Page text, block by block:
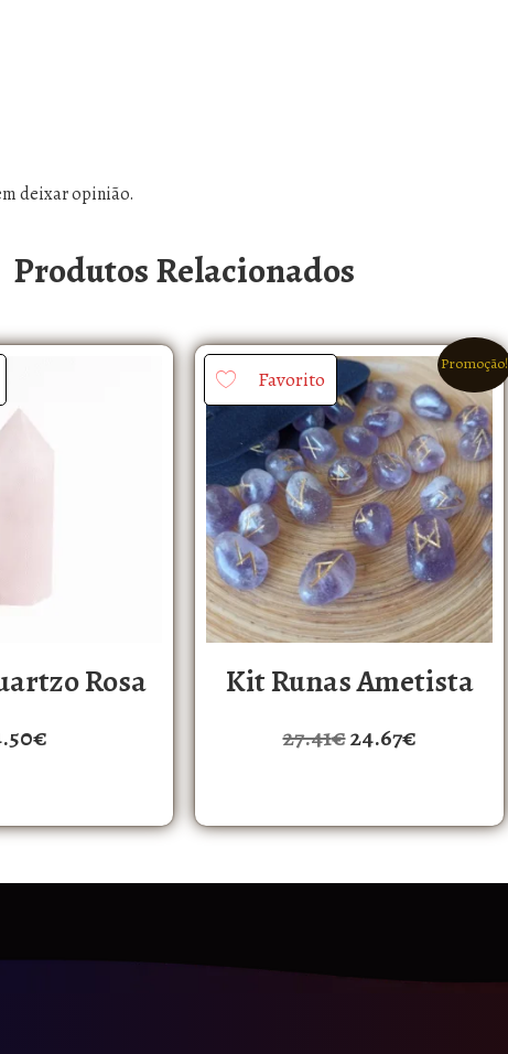
deixar opinião.
Produtos Relacionados
Rosa
€
Favorito
Promoção!
Kit Runas Ametista
27.41€24.67€